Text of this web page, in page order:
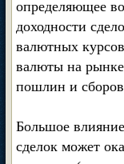
определяющее
доходности
валютных
валюты на
пошлин и
Большое
сделок может